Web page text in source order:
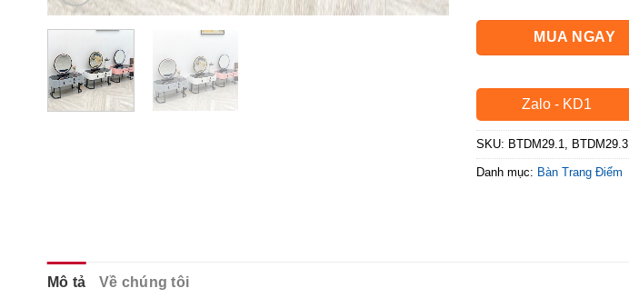
MUA NGAY
Zalo - KD1
SKU: BTDM29.1, BTDM29.3
Danh mục: Bàn Trang Điểm
Mô tả Về chúng tôi